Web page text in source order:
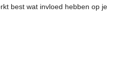
best wat invloed hebben op je